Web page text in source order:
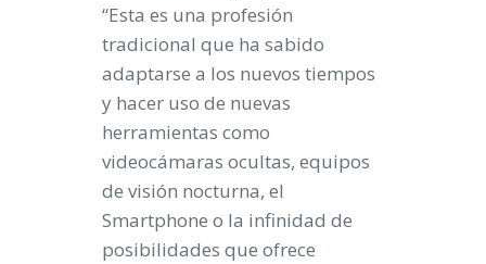
“Esta es una profesión
tradicional que ha sabido
adaptarse a los nuevos tiempos
y hacer uso de nuevas
herramientas como
videocámaras ocultas, equipos
de visión nocturna, el
Smartphone o la infinidad de
posibilidades que ofrece